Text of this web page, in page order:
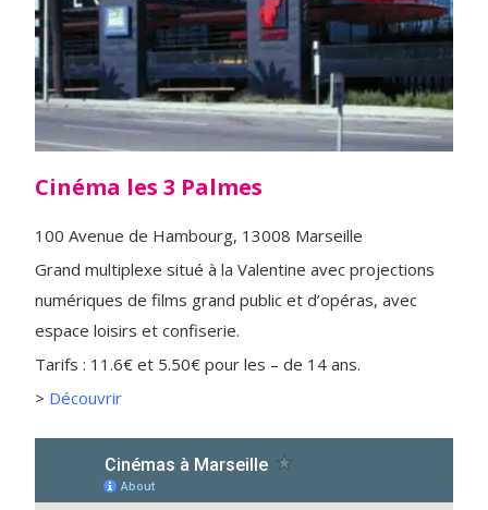
Cinéma les 3 Palmes
100 Avenue de Hambourg, 13008 Marseille
Grand multiplexe situé à la Valentine avec projections
numériques de films grand public et d’opéras, avec
espace loisirs et confiserie.
Tarifs : 11.6€ et 5.50€ pour les – de 14 ans.
> Découvrir